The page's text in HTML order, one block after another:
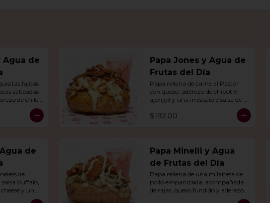
Agua de
fajitas
salteadas
de chile
de agua
Papa Jones y Agua de
Frutas del Día
Papa rellena de carne al Pastor
con queso, aderezo de chipotle-
ajonjolí y una irresistible salsa de
agua del día.
$192.00
de
de
buffalo,
y un
de jalapeño.
Papa Minelli y Agua
de Frutas del Día
Papa rellena de una milanesa de
pollo empanizada, acompañada
de rajas, queso fundido y aderezo
de chile poblano. Acompañado de